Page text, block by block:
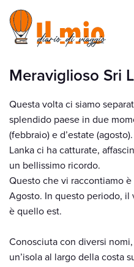
Meraviglioso Sri
Questa volta ci siamo
splendido paese in due
(febbraio) e d’estate
Lanka ci ha catturate,
un bellissimo ricordo.
Questo che vi raccontiamo
Agosto. In questo periodo, il
è quello est.
Conosciuta con diversi
un’isola al largo della costa